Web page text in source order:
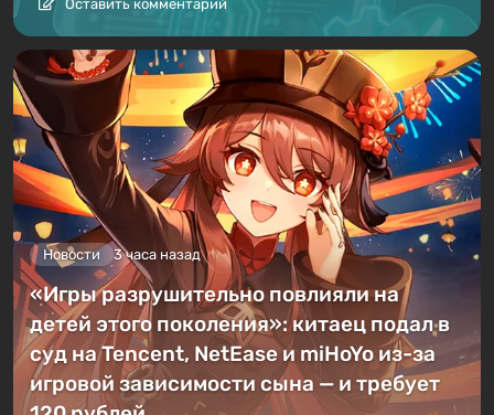
Оставить комментарий
Новости 3 часа назад
«Игры разрушительно повлияли на
детей этого поколения»: китаец подал в
суд на Tencent, NetEase и miHoYo из-за
игровой зависимости сына — и требует